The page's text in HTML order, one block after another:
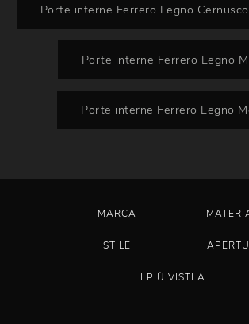
Porte interne Ferrero Legno
Porte interne Ferrero Legno
Porte interne Ferrero Legno
MARCA
STILE
I PIÙ VISTI A :